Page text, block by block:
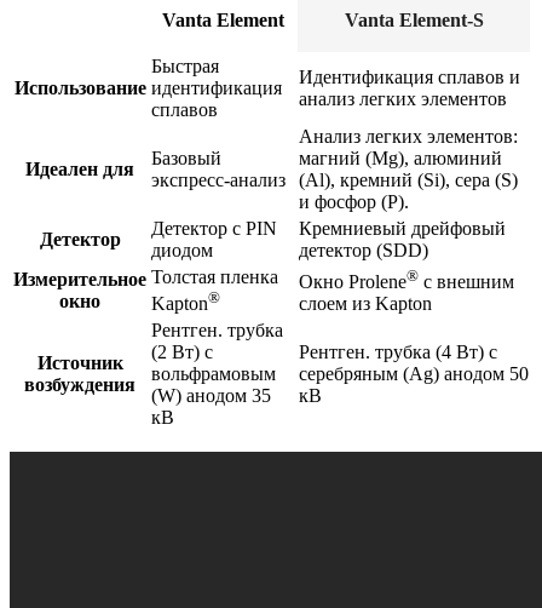
Vanta Element Vanta Element-S
Использование
Быстрая
идентификация
сплавов
Идентификация сплавов и
анализ легких элементов
Идеален для
Базовый
экспресс-анализ
Анализ легких элементов:
магний (Mg), алюминий
(Al), кремний (Si), сера (S)
и фосфор (P).
Детектор
Детектор с PIN
диодом
Кремниевый дрейфовый
детектор (SDD)
Измерительное
окно
Толстая пленка
Kapton®
Окно Prolene® с внешним
слоем из Kapton
Источник
возбуждения
Рентген. трубка
(2 Вт) с
вольфрамовым
(W) анодом 35
кВ
Рентген. трубка (4 Вт) с
серебряным (Ag) анодом 50
кВ